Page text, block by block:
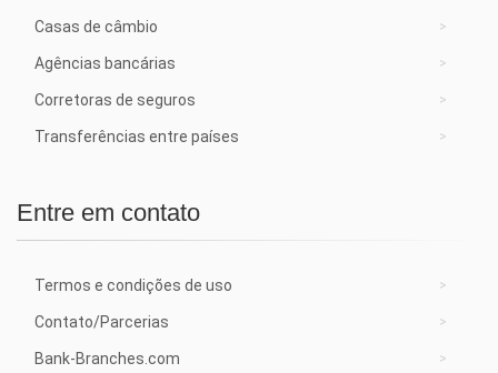
Casas de câmbio
Agências bancárias
Corretoras de seguros
Transferências entre países
Entre em contato
Termos e condições de uso
Contato/Parcerias
Bank-Branches.com